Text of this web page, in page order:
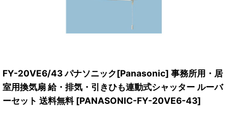
FY-20VE6/43 パナソニック[Panasonic] 事務所用・居
室用換気扇 給・排気・引きひも連動式シャッター ルーバ
ーセット 送料無料 [PANASONIC-FY-20VE6-43]